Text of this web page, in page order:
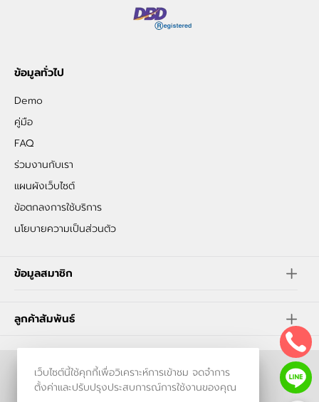
ข้อมูลทั่วไป
Demo
คู่มือ
FAQ
ร่วมงานกับเรา
แผนผังเว็บไซต์
ข้อตกลงการใช้บริการ
นโยบายความเป็นส่วนตัว
ข้อมูลสมาชิก
ลูกค้าสัมพันธ์
ร้านค้าออนไลน์
เว็บไซต์นี้ใช้คุกกี้เพื่อวิเคราะห์การเข้าชม จดจำการ
ตั้งค่าและปรับปรุงประสบการณ์การใช้งานของคุณ